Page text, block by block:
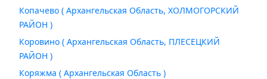
Копачево ( Архангельская Область, ХОЛМОГОРСКИЙ
РАЙОН )
Коровино ( Архангельская Область, ПЛЕСЕЦКИЙ
РАЙОН )
Коряжма ( Архангельская Область )